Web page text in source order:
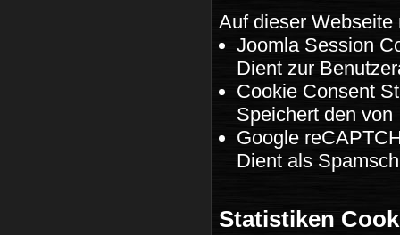
Auf dieser
Joomla Session
Dient zur
Cookie Consent
Speichert den
Google
Dient als
Statistiken